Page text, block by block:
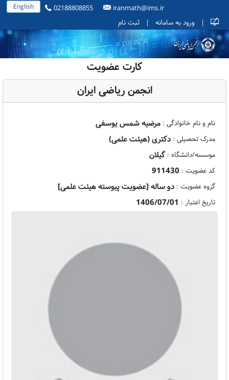
English 02188808855
iranmath@ims.ir
|
ورود به سامانه | ثبت نام
کارت عضویت
انجمن ریاضی ایران
نام و نام خانوادگی : مرضیه شمس یوسفی
مدرک تحصیلی : دکتری (هیئت علمی)
موسسه/دانشگاه : گیلان
کد عضویت : 911430
گروه عضویت : دو ساله [عضویت پیوسته هیئت علمی]
تاریخ اعتبار : 1406/07/01